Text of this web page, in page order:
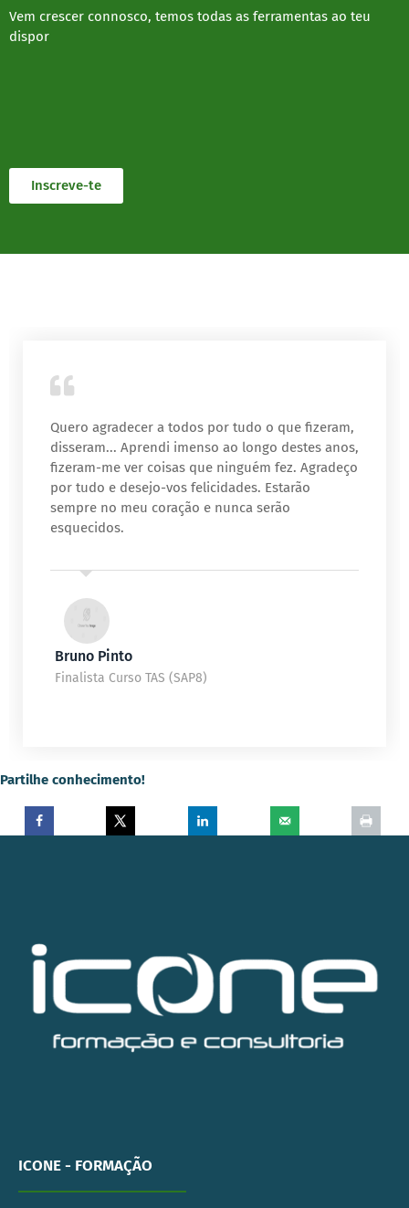
Vem crescer connosco, temos todas as ferramentas ao teu
dispor
Inscreve-te
Quero agradecer a todos por tudo o que fizeram,
disseram... Aprendi imenso ao longo destes anos,
fizeram-me ver coisas que ninguém fez. Agradeço
por tudo e desejo-vos felicidades. Estarão
sempre no meu coração e nunca serão
esquecidos.
Bruno Pinto
Finalista Curso TAS (SAP8)
Partilhe conhecimento!
ICONE - FORMAÇÃO